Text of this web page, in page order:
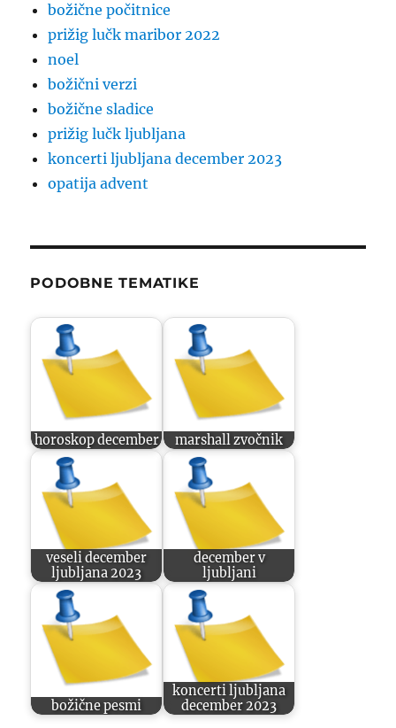
božične počitnice
prižig lučk maribor 2022
noel
božični verzi
božične sladice
prižig lučk ljubljana
koncerti ljubljana december 2023
opatija advent
PODOBNE TEMATIKE
horoskop december marshall zvočnik
veseli december
ljubljana 2023
december v
ljubljani
božične pesmi
koncerti ljubljana
december 2023